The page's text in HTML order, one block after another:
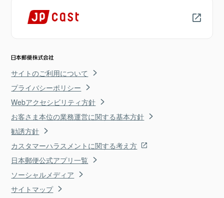
サイトのご利用について
プライバシーポリシー
Webアクセシビリティ方針
お客さま本位の業務運営に関する基本方針
勧誘方針
カスタマーハラスメントに関する考え方
日本郵便公式アプリ一覧
ソーシャルメディア
サイトマップ